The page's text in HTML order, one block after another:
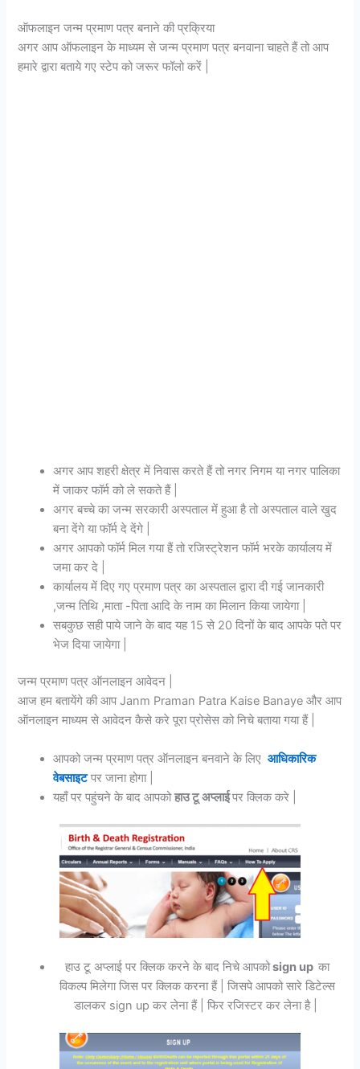
ऑफलाइन जन्म प्रमाण पत्र बनाने की प्रक्रिया
अगर आप ऑफलाइन के माध्यम से जन्म प्रमाण पत्र बनवाना चाहते हैं तो आप
हमारे द्वारा बताये गए स्टेप को जरूर फॉलो करें |
अगर आप शहरी क्षेत्र में निवास करते हैं तो नगर निगम या नगर पालिका
में जाकर फॉर्म को ले सकते हैं |
अगर बच्चे का जन्म सरकारी अस्पताल में हुआ है तो अस्पताल वाले खुद
बना देंगे या फॉर्म दे देंगे |
अगर आपको फॉर्म मिल गया हैं तो रजिस्ट्रेशन फॉर्म भरके कार्यालय में
जमा कर दे |
कार्यालय में दिए गए प्रमाण पत्र का अस्पताल द्वारा दी गई जानकारी
,जन्म तिथि ,माता -पिता आदि के नाम का मिलान किया जायेगा |
सबकुछ सही पाये जाने के बाद यह 15 से 20 दिनों के बाद आपके पते पर
भेज दिया जायेगा |
जन्म प्रमाण पत्र ऑनलाइन आवेदन |
आज हम बतायेंगे की आप Janm Praman Patra Kaise Banaye और आप
ऑनलाइन माध्यम से आवेदन कैसे करे पूरा प्रोसेस को निचे बताया गया हैं |
आपको जन्म प्रमाण पत्र ऑनलाइन बनवाने के लिएआधिकारिक
वेबसाइटपर जाना होगा |
यहाँ पर पहुंचने के बाद आपकोहाउ टू अप्लाईपर क्लिक करे |
हाउ टू अप्लाई पर क्लिक करने के बाद निचे आपकोsign upका
विकल्प मिलेगा जिस पर क्लिक करना हैं | जिसपे आपको सारे डिटेल्स
डालकर sign up कर लेना हैं | फिर रजिस्टर कर लेना है |